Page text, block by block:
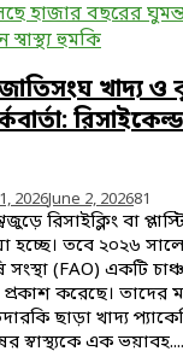
হাজার বছরের
হুমকি
খাদ্য ও
রিসাইকেল্ড
2026June 2, 202681
রিসাইক্লিং বা
তবে ২০২৬
(FAO) একটি
করেছে। তাদের
ছাড়া খাদ্য
স্বাস্থ্যকে এক